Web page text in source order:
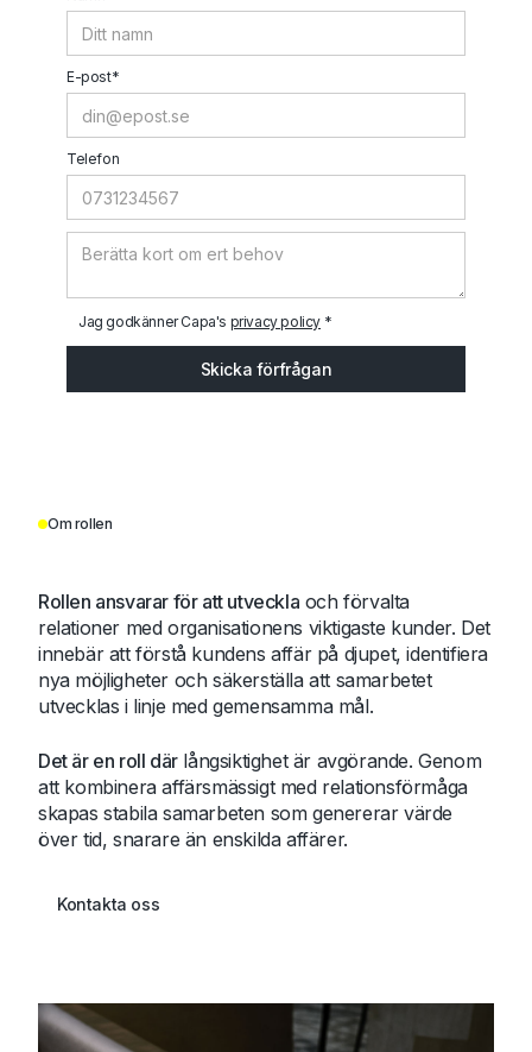
E-post*
Telefon
Jag godkänner Capa's privacy policy *
Om rollen
Rollen ansvarar för att utveckla och förvalta
relationer med organisationens viktigaste kunder. Det
innebär att förstå kundens affär på djupet, identifiera
nya möjligheter och säkerställa att samarbetet
utvecklas i linje med gemensamma mål.
Det är en roll därlångsiktighet är avgörande. Genom
att kombinera affärsmässigt med relationsförmåga
skapas stabila samarbeten som genererar värde
över tid, snarare än enskilda affärer.
Kontakta oss